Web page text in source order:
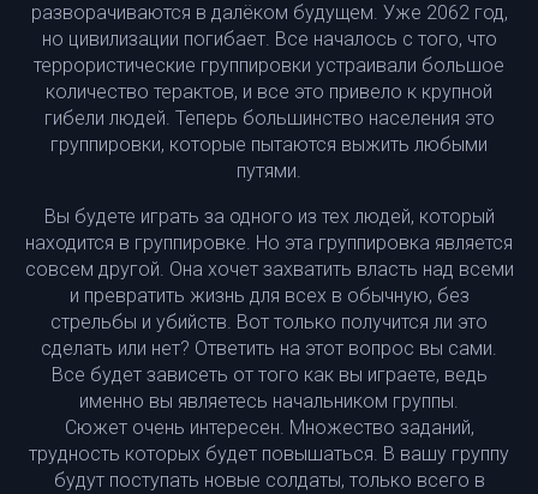
разворачиваются в далёком будущем. Уже 2062 год,
но цивилизации погибает. Все началось с того, что
террористические группировки устраивали большое
количество терактов, и все это привело к крупной
гибели людей. Теперь большинство населения это
группировки, которые пытаются выжить любыми
путями.
Вы будете играть за одного из тех людей, который
находится в группировке. Но эта группировка является
совсем другой. Она хочет захватить власть над всеми
и превратить жизнь для всех в обычную, без
стрельбы и убийств. Вот только получится ли это
сделать или нет? Ответить на этот вопрос вы сами.
Все будет зависеть от того как вы играете, ведь
именно вы являетесь начальником группы.
Сюжет очень интересен. Множество заданий,
трудность которых будет повышаться. В вашу группу
будут поступать новые солдаты, только всего в